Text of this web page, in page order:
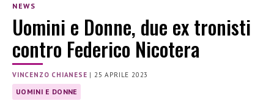
NEWS
Uomini e Donne, due ex tronisti
contro Federico Nicotera
VINCENZO CHIANESE |25 APRILE 2023
UOMINI E DONNE